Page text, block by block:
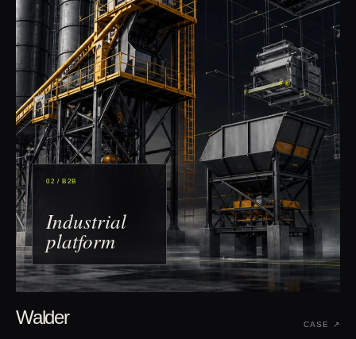
02 / B2B
Industrial
platform
Walder CASE ↗︎